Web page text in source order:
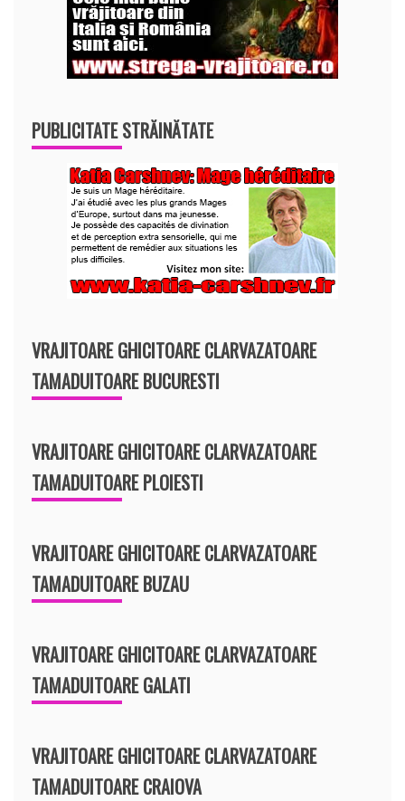
PUBLICITATE STRĂINĂTATE
VRAJITOARE GHICITOARE CLARVAZATOARE
TAMADUITOARE BUCURESTI
VRAJITOARE GHICITOARE CLARVAZATOARE
TAMADUITOARE PLOIESTI
VRAJITOARE GHICITOARE CLARVAZATOARE
TAMADUITOARE BUZAU
VRAJITOARE GHICITOARE CLARVAZATOARE
TAMADUITOARE GALATI
VRAJITOARE GHICITOARE CLARVAZATOARE
TAMADUITOARE CRAIOVA